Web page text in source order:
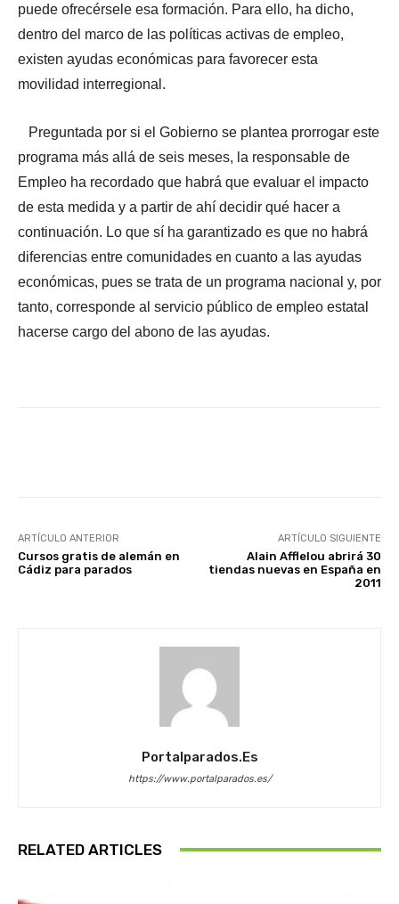
puede ofrecérsele esa formación. Para ello, ha dicho,
dentro del marco de las políticas activas de empleo,
existen ayudas económicas para favorecer esta
movilidad interregional.
Preguntada por si el Gobierno se plantea prorrogar este
programa más allá de seis meses, la responsable de
Empleo ha recordado que habrá que evaluar el impacto
de esta medida y a partir de ahí decidir qué hacer a
continuación. Lo que sí ha garantizado es que no habrá
diferencias entre comunidades en cuanto a las ayudas
económicas, pues se trata de un programa nacional y, por
tanto, corresponde al servicio público de empleo estatal
hacerse cargo del abono de las ayudas.
ARTÍCULO ANTERIOR
Cursos gratis de alemán en
Cádiz para parados
ARTÍCULO SIGUIENTE
Alain Afflelou abrirá 30
tiendas nuevas en España en
2011
Portalparados.es
https://www.portalparados.es/
RELATED ARTICLES